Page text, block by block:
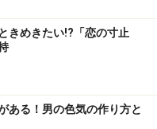
の内容をご確認くださ
きめきたい!?「恋の寸止
ある！男の色気の作り方と